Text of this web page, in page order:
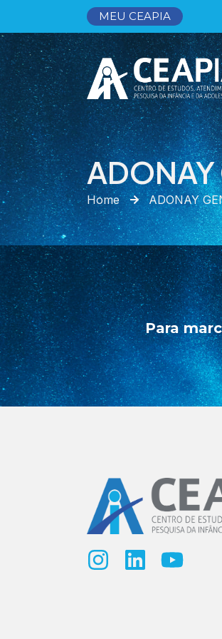
MEU CEAPIA
ADONAY
Home ADONAY
Para